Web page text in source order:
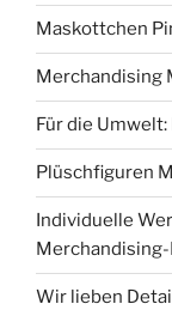
Maskottchen
Merchandising
Für die Umwelt:
Plüschfiguren
Individuelle
Wir lieben